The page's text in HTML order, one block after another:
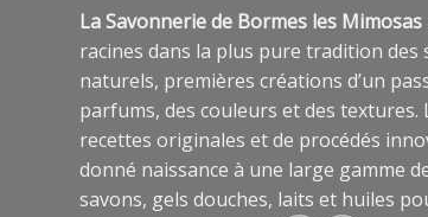
La Savonnerie de Bormes les Mimosas
racines dans la plus pure tradition des
naturels, premières créations d’un
parfums, des couleurs et des textures.
recettes originales et de procédés
donné naissance à une large gamme
savons, gels douches, laits et huiles